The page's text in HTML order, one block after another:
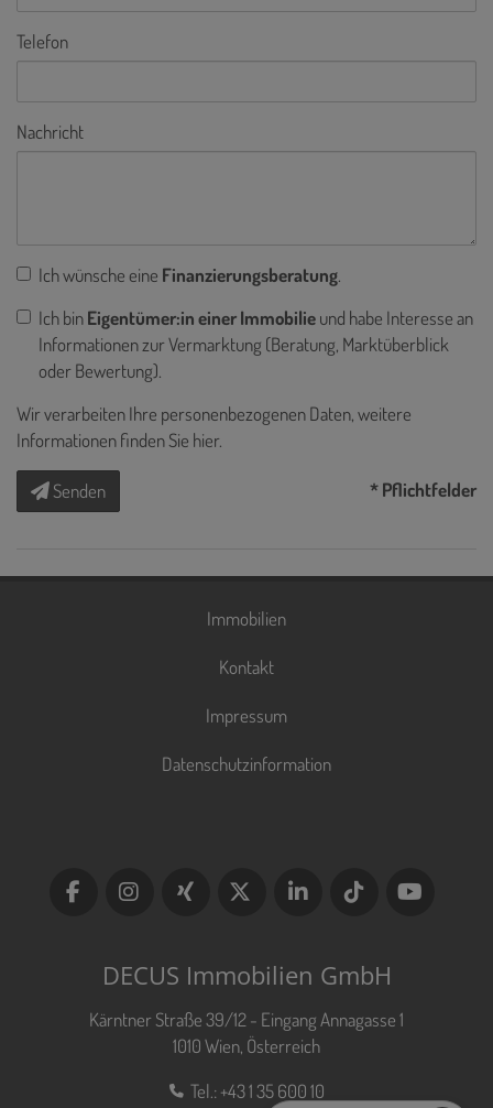
Telefon
Nachricht
Ich wünsche eine Finanzierungsberatung.
Ich binEigentümer:in einer Immobilieund habe Interesse an
Informationen zur Vermarktung (Beratung, Marktüberblick
oder Bewertung).
Wir verarbeiten Ihre personenbezogenen Daten, weitere
Informationen finden Sie hier.
Senden * Pflichtfelder
Immobilien
Kontakt
Impressum
Datenschutzinformation
DECUS Immobilien GmbH
Kärntner Straße 39/12 - Eingang Annagasse 1
1010 Wien, Österreich
Tel.:+43 1 35 600 10